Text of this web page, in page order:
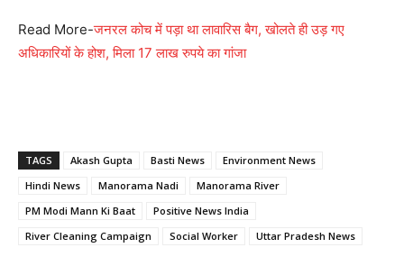
Read More-जनरल कोच में पड़ा था लावारिस बैग, खोलते ही उड़ गए
अधिकारियों के होश, मिला 17 लाख रुपये का गांजा
TAGS Akash Gupta Basti News
Environment News
Hindi News
Manorama Nadi
Manorama River
PM Modi Mann Ki Baat
Positive News India
River Cleaning Campaign
Social Worker Uttar Pradesh News